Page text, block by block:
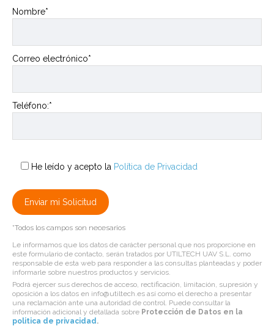
Nombre*
Correo electrónico*
Teléfono:*
He leído y acepto la Política de Privacidad
*Todos los campos son necesarios
Le informamos que los datos de carácter personal que nos proporcione en
este formulario de contacto, serán tratados por UTILTECH UAV S.L. como
responsable de esta web para responder a las consultas planteadas y poder
informarle sobre nuestros productos y servicios.
Podrá ejercer sus derechos de acceso, rectificación, limitación, supresión y
oposición a los datos en info@utiltech.es así como el derecho a presentar
una reclamación ante una autoridad de control. Puede consultar la
información adicional y detallada sobre Protección de Datos en la
politica de privacidad.